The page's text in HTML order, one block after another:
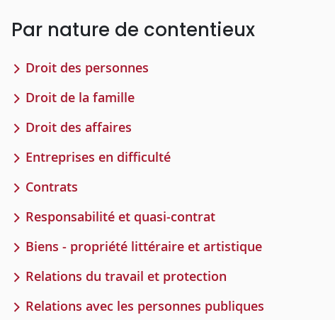
Par nature de contentieux
Droit des personnes
Droit de la famille
Droit des affaires
Entreprises en difficulté
Contrats
Responsabilité et quasi-contrat
Biens - propriété littéraire et artistique
Relations du travail et protection
Relations avec les personnes publiques